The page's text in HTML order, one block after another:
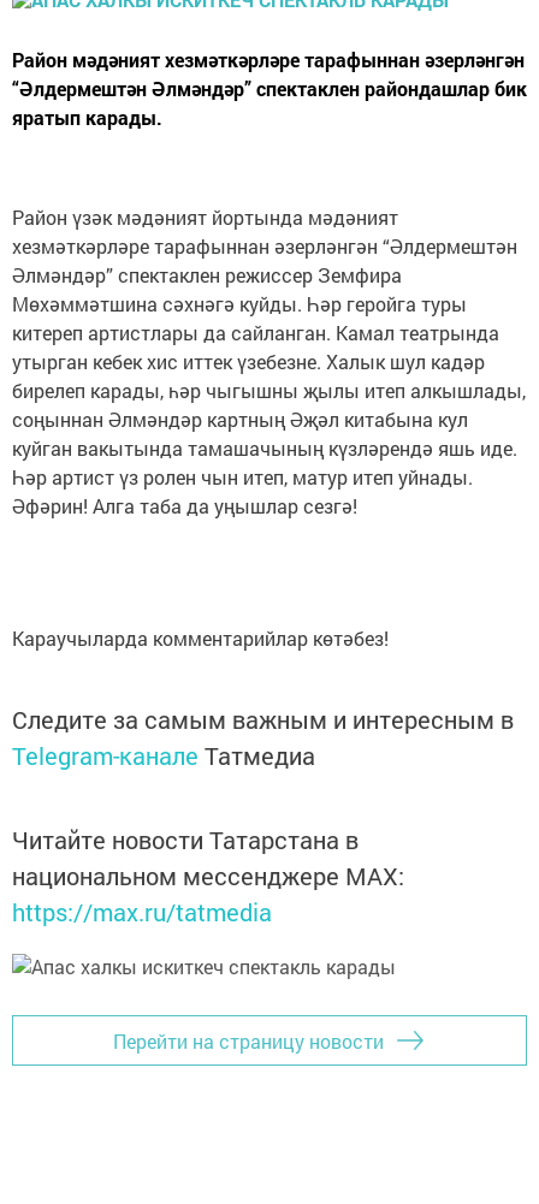
Район мәдәният хезмәткәрләре тарафыннан әзерләнгән
“Әлдермештән Әлмәндәр” спектаклен райондашлар бик
яратып карады.
Район үзәк мәдәният йортында мәдәният
хезмәткәрләре тарафыннан әзерләнгән “Әлдермештән
Әлмәндәр” спектаклен режиссер Земфира
Мөхәммәтшина сәхнәгә куйды. Һәр геройга туры
китереп артистлары да сайланган. Камал театрында
утырган кебек хис иттек үзебезне. Халык шул кадәр
бирелеп карады, һәр чыгышны җылы итеп алкышлады,
соңыннан Әлмәндәр картның Әҗәл китабына кул
куйган вакытында тамашачының күзләрендә яшь иде.
Һәр артист үз ролен чын итеп, матур итеп уйнады.
Әфәрин! Алга таба да уңышлар сезгә!
Караучыларда комментарийлар көтәбез!
Следите за самым важным и интересным в
Telegram-канале Татмедиа
Читайте новости Татарстана в
национальном мессенджере MАХ:
https://max.ru/tatmedia
Перейти на страницу новости